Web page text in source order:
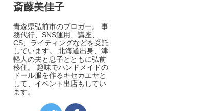
斎藤美佳子
青森県弘前市のブロガー。 事
務代行、SNS運用、講座、
CS、ライティングなどを受託
しています。 北海道出身、津
軽人の夫と息子とともに弘前
移住。 趣味でハンドメイドの
ドール服を作るキセカエヤと
して、イベント出店もしてい
ます。